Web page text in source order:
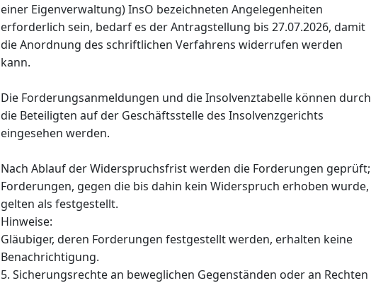
einer Eigenverwaltung) InsO bezeichneten Angelegenheiten
erforderlich sein, bedarf es der Antragstellung bis 27.07.2026, damit
die Anordnung des schriftlichen Verfahrens widerrufen werden
kann.
Die Forderungsanmeldungen und die Insolvenztabelle können durch
die Beteiligten auf der Geschäftsstelle des Insolvenzgerichts
eingesehen werden.
Nach Ablauf der Widerspruchsfrist werden die Forderungen geprüft;
Forderungen, gegen die bis dahin kein Widerspruch erhoben wurde,
gelten als festgestellt.
Hinweise:
Gläubiger, deren Forderungen festgestellt werden, erhalten keine
Benachrichtigung.
5. Sicherungsrechte an beweglichen Gegenständen oder an Rechten